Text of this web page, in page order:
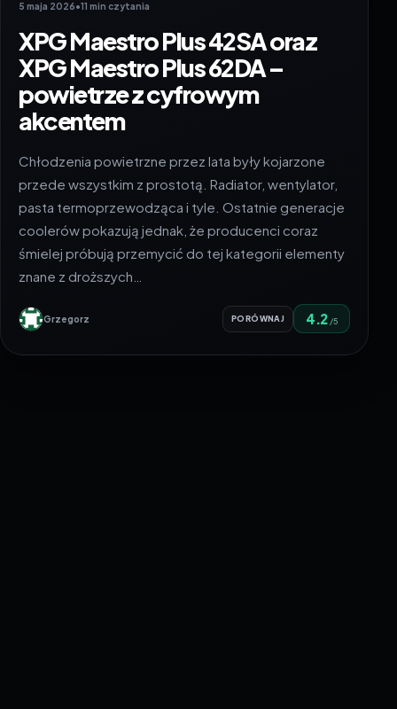
5 maja 2026•11 min czytania
XPG Maestro Plus 42SA oraz
XPG Maestro Plus 62DA –
powietrze z cyfrowym
akcentem
Chłodzenia powietrzne przez lata były kojarzone
przede wszystkim z prostotą. Radiator, wentylator,
pasta termoprzewodząca i tyle. Ostatnie generacje
coolerów pokazują jednak, że producenci coraz
śmielej próbują przemycić do tej kategorii elementy
znane z droższych…
Grzegorz PORÓWNAJ 4.2 /5